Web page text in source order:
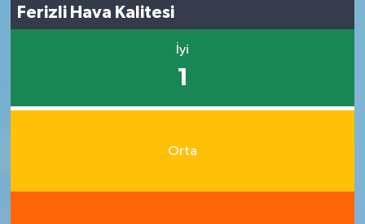
Ferizli Hava Kalitesi
İyi
1
Orta